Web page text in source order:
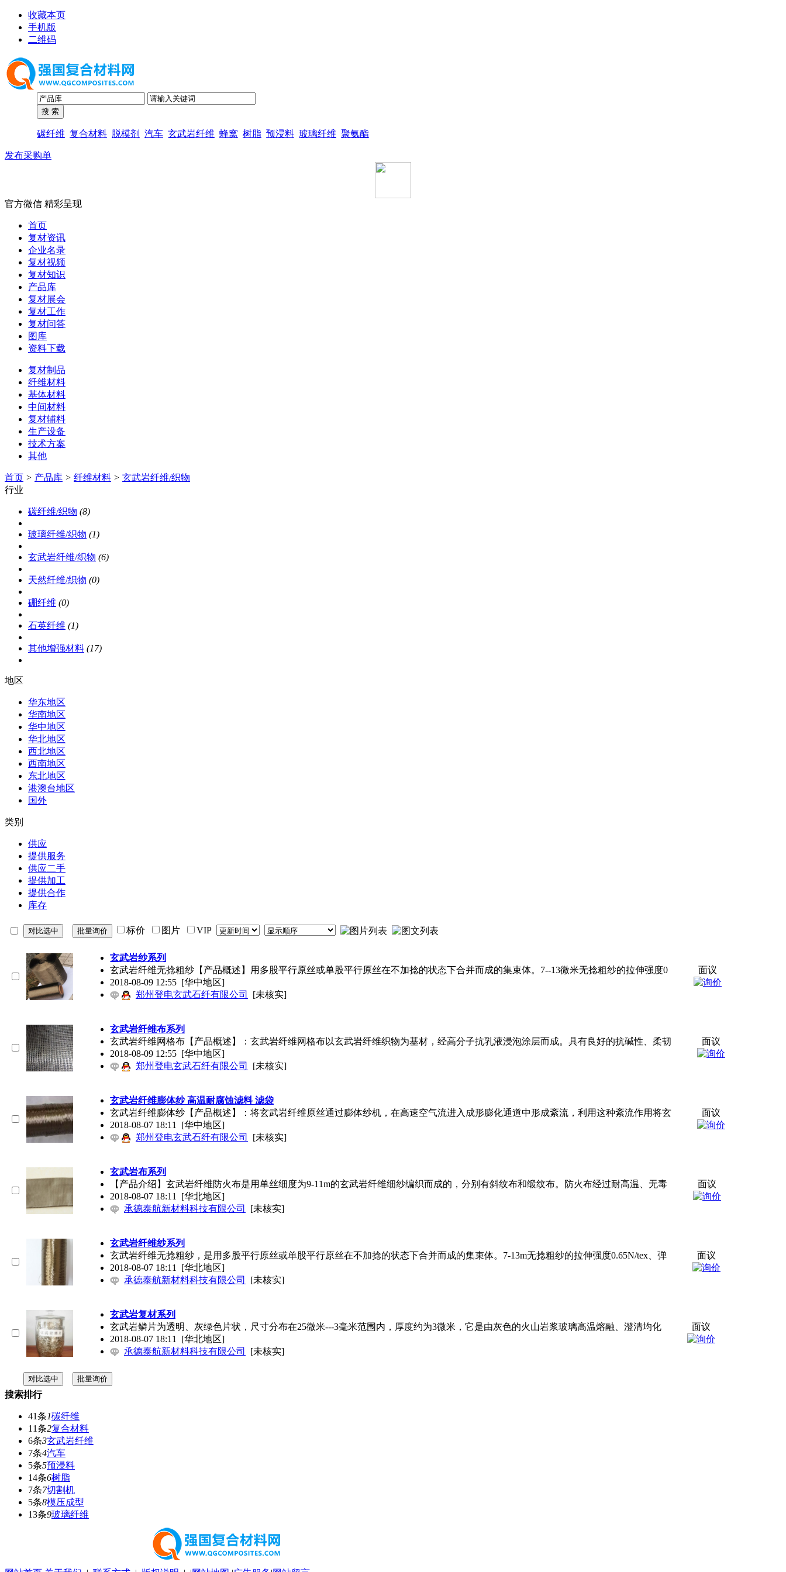
收藏本页
手机版
二维码
碳纤维 复合材料 脱模剂 汽车 玄武岩纤维 蜂窝 树脂 预浸料 玻璃纤维 聚氨酯
发布采购单
官方微信 精彩呈现
首页
复材资讯
企业名录
复材视频
复材知识
产品库
复材展会
复材工作
复材问答
图库
资料下载
复材制品
纤维材料
基体材料
中间材料
复材辅料
生产设备
技术方案
其他
首页 > 产品库 > 纤维材料 > 玄武岩纤维/织物
行业
碳纤维/织物 (8)
玻璃纤维/织物 (1)
玄武岩纤维/织物 (6)
天然纤维/织物 (0)
硼纤维 (0)
石英纤维 (1)
其他增强材料 (17)
地区
华东地区
华南地区
华中地区
华北地区
西北地区
西南地区
东北地区
港澳台地区
国外
类别
供应
提供服务
供应二手
提供加工
提供合作
库存
标价 图片 VIP
玄武岩纱系列
玄武岩纤维无捻粗纱【产品概述】用多股平行原丝或单股平行原丝在不加捻的状态下合并而成的集束体。7--13微米无捻粗纱的拉伸强度0
2018-08-09 12:55 [华中地区]
郑州登电玄武石纤有限公司
[未核实]
面议
玄武岩纤维布系列
玄武岩纤维网格布【产品概述】：玄武岩纤维网格布以玄武岩纤维织物为基材，经高分子抗乳液浸泡涂层而成。具有良好的抗碱性、柔韧
2018-08-09 12:55 [华中地区]
郑州登电玄武石纤有限公司
[未核实]
面议
玄武岩纤维膨体纱 高温耐腐蚀滤料 滤袋
玄武岩纤维膨体纱【产品概述】：将玄武岩纤维原丝通过膨体纱机，在高速空气流进入成形膨化通道中形成紊流，利用这种紊流作用将玄
2018-08-07 18:11 [华中地区]
郑州登电玄武石纤有限公司
[未核实]
面议
玄武岩布系列
【产品介绍】玄武岩纤维防火布是用单丝细度为9-11m的玄武岩纤维细纱编织而成的，分别有斜纹布和缎纹布。防火布经过耐高温、无毒
2018-08-07 18:11 [华北地区]
承德泰航新材料科技有限公司
[未核实]
面议
玄武岩纤维纱系列
玄武岩纤维无捻粗纱，是用多股平行原丝或单股平行原丝在不加捻的状态下合并而成的集束体。7-13m无捻粗纱的拉伸强度0.65N/tex、弹
2018-08-07 18:11 [华北地区]
承德泰航新材料科技有限公司
[未核实]
面议
玄武岩复材系列
玄武岩鳞片为透明、灰绿色片状，尺寸分布在25微米---3毫米范围内，厚度约为3微米，它是由灰色的火山岩浆玻璃高温熔融、澄清均化
2018-08-07 18:11 [华北地区]
承德泰航新材料科技有限公司
[未核实]
面议
搜索排行
41条1碳纤维
11条2复合材料
6条3玄武岩纤维
7条4汽车
5条5预浸料
14条6树脂
7条7切割机
5条8模压成型
13条9玻璃纤维